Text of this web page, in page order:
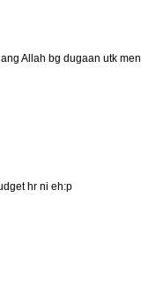
Allah bg dugaan utk
hr ni eh:p